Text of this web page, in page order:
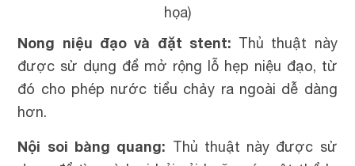
họa)
Nong niệu đạo và đặt stent: Thủ thuật này
được sử dụng để mở rộng lỗ hẹp niệu đạo, từ
đó cho phép nước tiểu chảy ra ngoài dễ dàng
hơn.
Nội soi bàng quang: Thủ thuật này được sử